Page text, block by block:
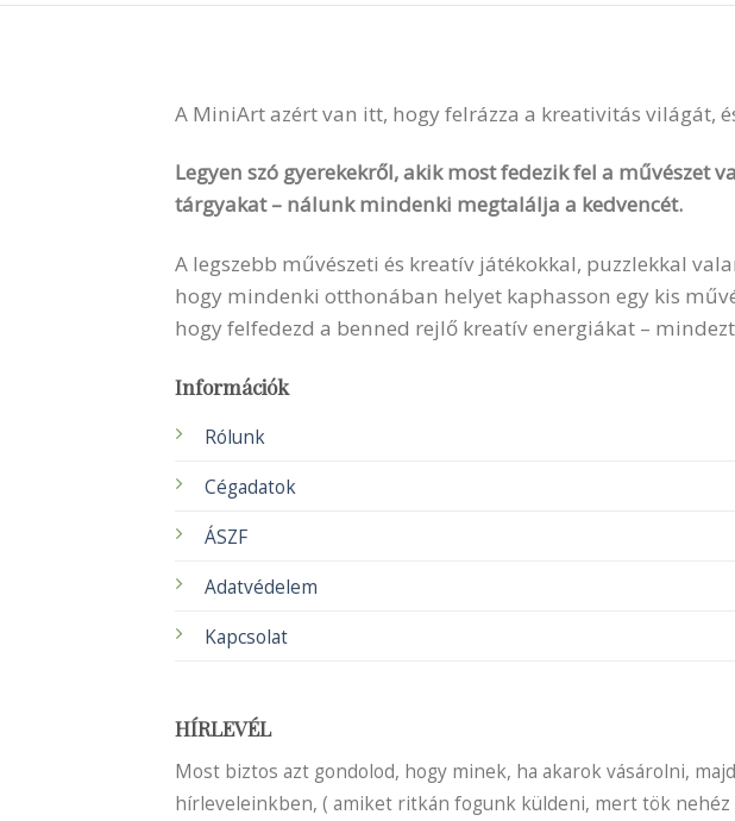
A MiniArt azért van itt, hogy felrázza a kreativitás
Legyen szó gyerekekről, akik most fedezik fel a művészet
tárgyakat – nálunk mindenki megtalálja a kedvencét.
A legszebb művészeti és kreatív játékokkal, puzzlekkal
hogy mindenki otthonában helyet kaphasson egy kis
hogy felfedezd a benned rejlő kreatív energiákat –
Információk
Rólunk
Cégadatok
ÁSZF
Adatvédelem
Kapcsolat
HÍRLEVÉL
Most biztos azt gondolod, hogy minek, ha akarok vásárolni,
hírleveleinkben, ( amiket ritkán fogunk küldeni, mert tök nehéz